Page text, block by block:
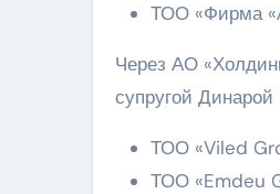
ТОО «Фирма
Через АО
супругой
ТОО «Viled
ТОО «Emdeu